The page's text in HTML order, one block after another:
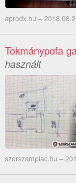
aprodx.hu –
Tokmánypofa
használt
szerszampiac.hu –